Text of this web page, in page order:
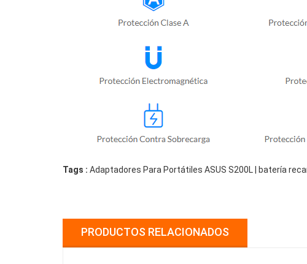
Tags : Adaptadores Para Portátiles ASUS S200L | batería
PRODUCTOS RELACIONADOS